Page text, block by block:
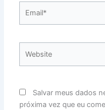
Salvar meus dados
próxima vez que eu